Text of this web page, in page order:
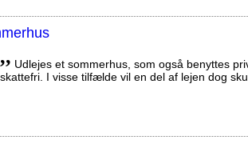
,, Udlejes et sommerhus, som også benyttes
skattefri. I visse tilfælde vil en del af lejen dog